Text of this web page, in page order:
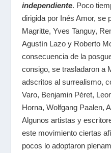
independiente. Poco
dirigida por Inés Amor, se
Magritte, Yves Tanguy,
Agustín Lazo y Roberto
consecuencia de la
consigo, se trasladaron a
adscritos al surrealismo,
Varo, Benjamin Péret,
Horna, Wolfgang Paalen,
Algunos artistas y
este movimiento ciertas
pocos lo adoptaron